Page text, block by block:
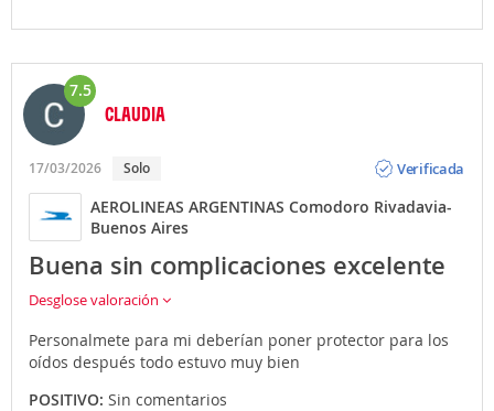
7.5
CLAUDIA
17/03/2026 Solo
Verificada
AEROLINEAS ARGENTINAS Comodoro Rivadavia-
Buenos Aires
Buena sin complicaciones excelente
Desglose valoración
Personalmete para mi deberían poner protector para los
oídos después todo estuvo muy bien
POSITIVO: Sin comentarios